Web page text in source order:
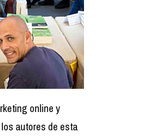
online y
autores de esta